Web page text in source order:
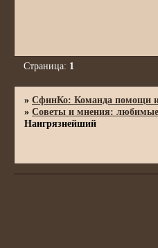
Страница: 1
»СфинКо: Команда помощи
»Советы и мнения:
Наигрязнейший